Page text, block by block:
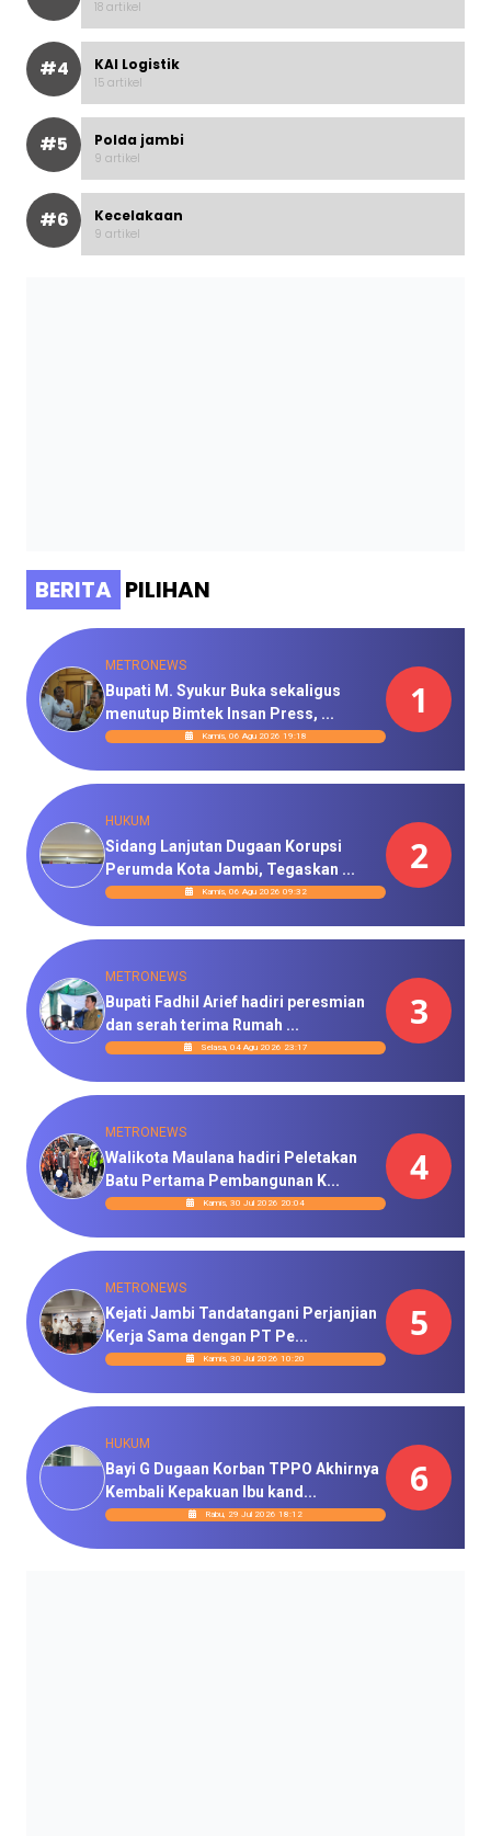
18 artikel
#4 KAI Logistik
15 artikel
#5 Polda jambi
9 artikel
#6 Kecelakaan
9 artikel
BERITA PILIHAN
METRONEWS
Bupati M. Syukur Buka sekaligus
menutup Bimtek Insan Press, ...
Kamis, 06 Agu 2026 19:18
1
HUKUM
Sidang Lanjutan Dugaan Korupsi
Perumda Kota Jambi, Tegaskan ...
Kamis, 06 Agu 2026 09:32
2
METRONEWS
Bupati Fadhil Arief hadiri peresmian
dan serah terima Rumah ...
Selasa, 04 Agu 2026 23:17
3
METRONEWS
Walikota Maulana hadiri Peletakan
Batu Pertama Pembangunan K...
Kamis, 30 Jul 2026 20:04
4
METRONEWS
Kejati Jambi Tandatangani Perjanjian
Kerja Sama dengan PT Pe...
Kamis, 30 Jul 2026 10:20
5
HUKUM
Bayi G Dugaan Korban TPPO Akhirnya
Kembali Kepakuan Ibu kand...
Rabu, 29 Jul 2026 18:12
6